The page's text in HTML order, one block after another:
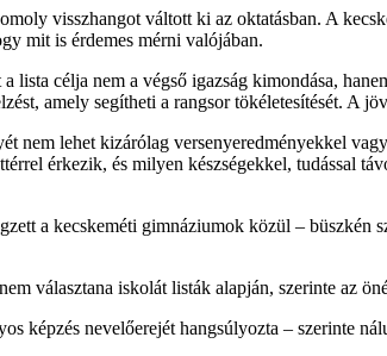
visszhangot váltott ki az oktatásban. A
mit is érdemes mérni valójában.
lista célja nem a végső igazság kimondása,
amely segítheti a rangsor tökéletesítését. A
nem lehet kizárólag versenyeredményekkel
érkezik, és milyen készségekkel, tudással
a kecskeméti gimnáziumok közül – büszkén
választana iskolát listák alapján, szerinte az
képzés nevelőerejét hangsúlyozta – szerinte